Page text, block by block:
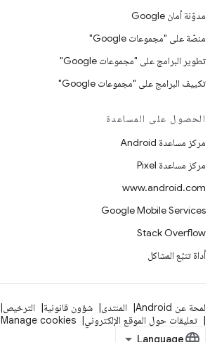
مدوّنة أمان Google
منصّة على "مجموعات Google"
تطوير البرامج على "مجموعات Google"
تكييف البرامج على "مجموعات Google"
الحصول على المساعدة
مركز مساعدة Android
مركز مساعدة Pixel
www.android.com
Google Mobile Services
Stack Overflow
أداة تتبّع المشاكل
لمحة عن Android المنتدى شؤون قانونية الترخيص
تعليقات حول الموقع الإلكتروني
Manage cookies